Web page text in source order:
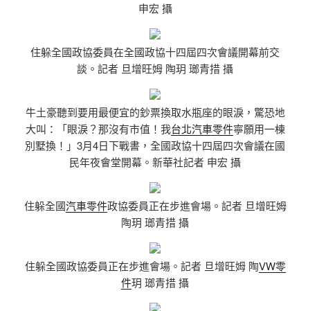
申宏 攝
住躲全國政協委員在全國政協十四屆四次會議開幕前交
談。記者 旦增旺姆 陶玥 瑯青措 攝
牛土豪聽到要用最便宜的鈔票換取水瓶座的眼淚，驚恐地
大叫：「眼淚？那沒有市值！我台北汽車零件寧願用一棟
別墅換！」3月4日下戰書，全國政協十四屆四次會議在國
民年夜會堂開幕。新華社記者 申宏 攝
住躲全國汽車零件政協委員正在步進會場。記者 旦增旺姆
陶玥 瑯青措 攝
住躲全國政協委員正在步進會場。記者 旦增旺姆 陶VW零
件玥 瑯青措 攝